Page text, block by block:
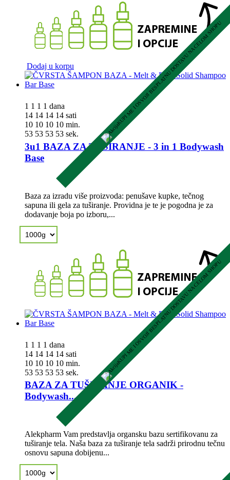
Dodaj u korpu KUPI ME I OSVOJI BESPLATNU DOSTAVU NA CELOM SHOPU
1 1 1 1 dana
14 14 14 14 sati
10 10 10 10 min.
52 52 52 52 sek.
3u1 BAZA ZA TUŠIRANJE - 3 in 1 Bodywash
Base
Baza za izradu više proizvoda: penušave kupke, tečnog
sapuna ili gela za tuširanje. Providna je te je pogodna je za
dodavanje boja po izboru,...
KUPI ME I OSVOJI BESPLATNU DOSTAVU NA CELOM SHOPU
1 1 1 1 dana
14 14 14 14 sati
10 10 10 10 min.
52 52 52 52 sek.
BAZA ZA TUŠIRANJE ORGANIK -
Bodywash...
Alekpharm Vam predstavlja organsku bazu sertifikovanu za
tuširanje tela. Naša baza za tuširanje tela sadrži prirodnu tečnu
osnovu sapuna dobijenu...